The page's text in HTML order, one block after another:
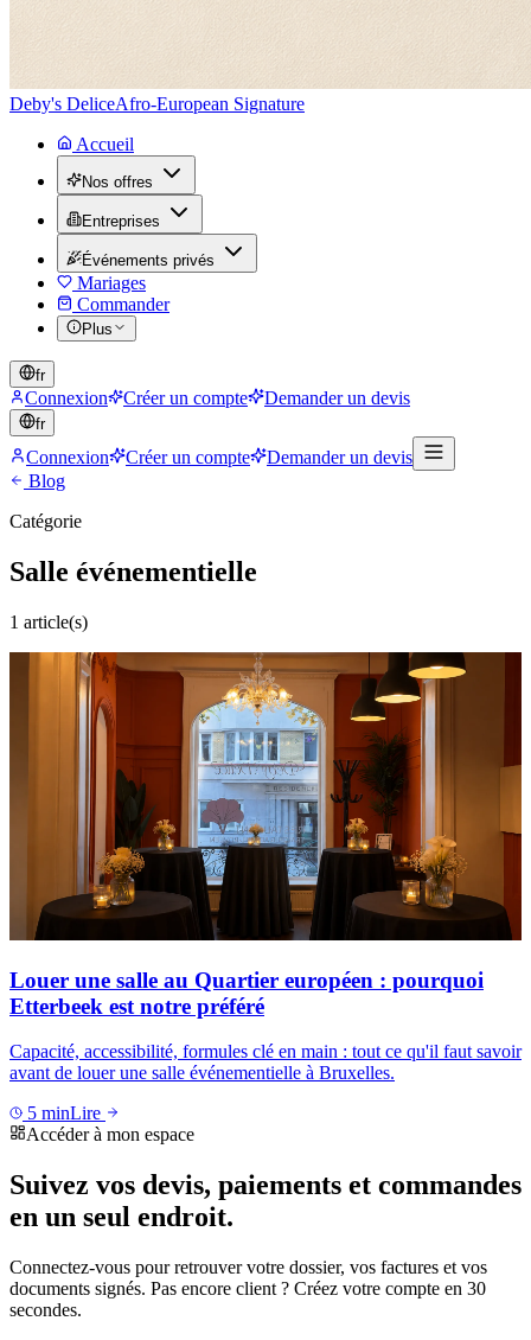
Deby's DeliceAfro-European Signature
Accueil
Nos offres
Entreprises
Événements privés
Mariages
Commander
Plus
fr
Connexion Créer un compte Demander un devis
fr
Connexion Créer un compte
Demander un devis
Blog
Catégorie
Salle événementielle
1 article(s)
Louer une salle au Quartier européen : pourquoi
Etterbeek est notre préféré
Capacité, accessibilité, formules clé en main : tout ce qu'il faut savoir
avant de louer une salle événementielle à Bruxelles.
5 minLire
Accéder à mon espace
Suivez vos devis, paiements et commandes
en un seul endroit.
Connectez-vous pour retrouver votre dossier, vos factures et vos
documents signés. Pas encore client ? Créez votre compte en 30
secondes.